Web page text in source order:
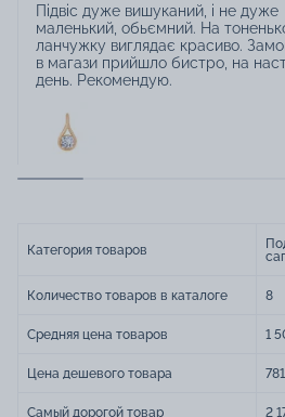
Підвіс дуже вишуканий, і не дуже
маленький, обьємний. На
ланчужку виглядає красиво.
в магази прийшло бистро, на
день. Рекомендую.
Категория товаров
Количество товаров в каталоге 8
Средняя цена товаров 1
Цена дешевого товара
Самый дорогой товар 2